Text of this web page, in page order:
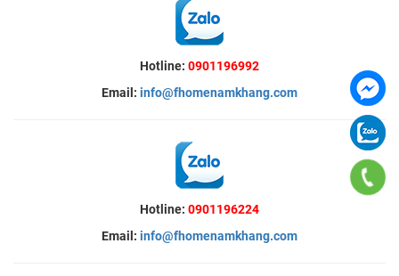
Hotline: 0901196992
Email: info@fhomenamkhang.com
Hotline: 0901196224
Email: info@fhomenamkhang.com